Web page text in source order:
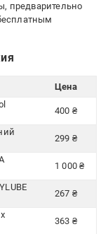
предварительно
Цена
400 ₴
299 ₴
1 000 ₴
267 ₴
363 ₴